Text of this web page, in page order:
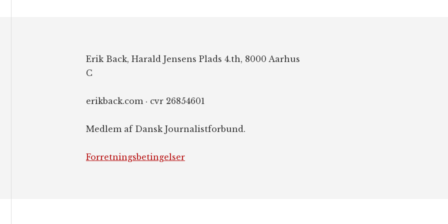
Erik Back, Harald Jensens Plads 4.th, 8000 Aarhus
C
erikback.com · cvr 26854601
Medlem af Dansk Journalistforbund.
Forretningsbetingelser